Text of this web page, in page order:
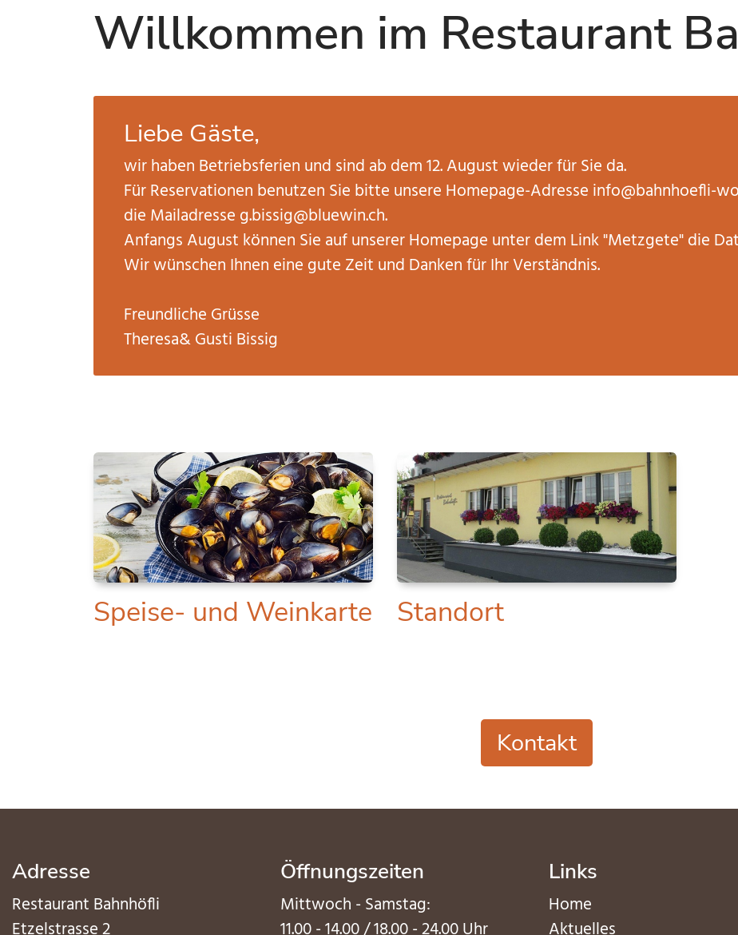
Willkommen im Restaurant
Liebe Gäste,
wir haben Betriebsferien und sind ab dem 12. August wieder für Sie da.
Für Reservationen benutzen Sie bitte unsere Homepage-Adresse info@bahnhoefli-
die Mailadresse g.bissig@bluewin.ch.
Anfangs August können Sie auf unserer Homepage unter dem Link "Metzgete" die
Wir wünschen Ihnen eine gute Zeit und Danken für Ihr Verständnis.
Freundliche Grüsse
Theresa& Gusti Bissig
Speise- und Weinkarte Standort
Kontakt
Adresse
Restaurant Bahnhöfli
Öffnungszeiten
Mittwoch - Samstag:
Links
Home